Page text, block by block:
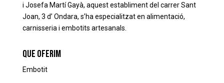
i Josefa MartíGayà, aquest establiment del carrer Sant
Joan, 3 d’ Ondara, s’ha especialitzat en alimentació,
carnisseria i embotits artesanals.
que oferim
Embotit